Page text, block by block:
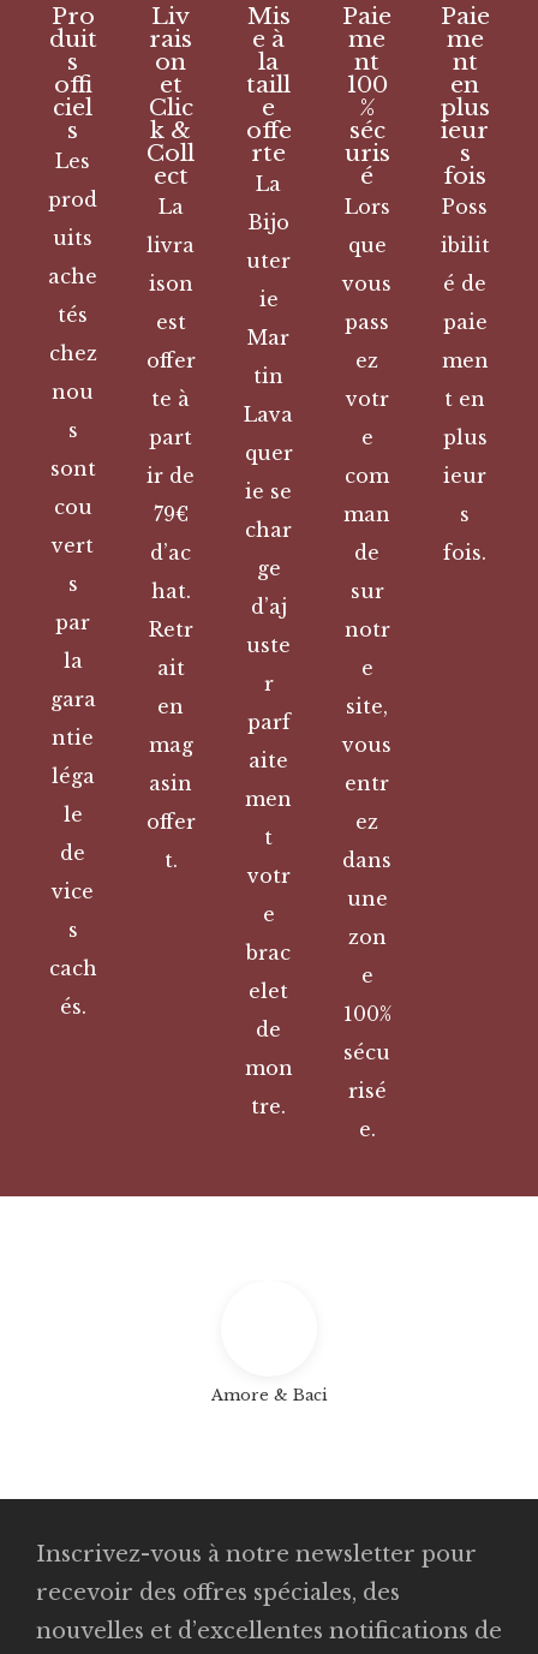
Pro
duit
s
offi
ciel
s
Les
prod
uits
ache
tés
chez
nou
s
sont
cou
vert
s
par
la
gara
ntie
léga
le
de
vice
s
cach
és.
Liv
rais
on
et
Clic
k &
Coll
ect
La
livra
ison
est
offer
te à
part
ir de
79€
d’ac
hat.
Retr
ait
en
mag
asin
offer
t.
Mis
e à
la
taill
e
offe
rte
La
Bijo
uter
ie
Mar
tin
Lava
quer
ie se
char
ge
d’aj
uste
r
parf
aite
men
t
votr
e
brac
elet
de
mon
tre.
Paie
me
nt
100
%
séc
uris
é
Lors
que
vous
pass
ez
votr
e
com
man
de
sur
notr
e
site,
vous
entr
ez
dans
une
zon
e
100%
sécu
risé
e.
Paie
me
nt
en
plus
ieur
s
fois
Poss
ibilit
é de
paie
men
t en
plus
ieur
s
fois.
Amore & Baci
Inscrivez-vous à notre newsletter pour
recevoir des offres spéciales, des
nouvelles et d’excellentes notifications de